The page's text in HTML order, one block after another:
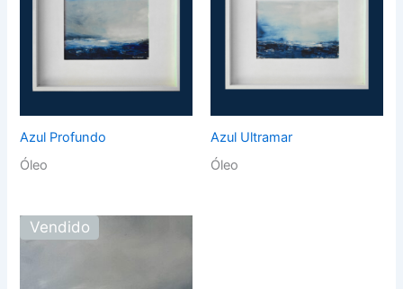
Azul Profundo
Óleo
Azul Ultramar
Óleo
Vendido